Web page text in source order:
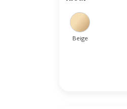
Beige